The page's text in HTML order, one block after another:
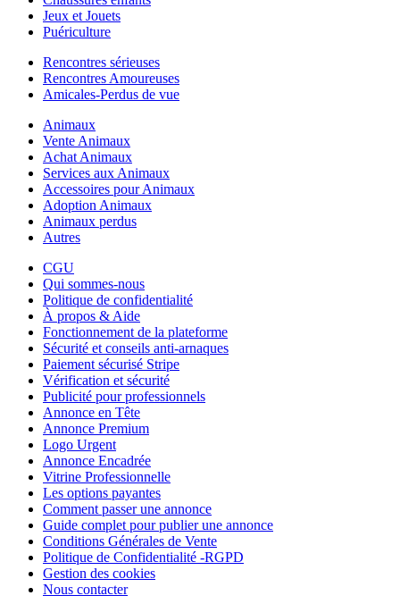
Jeux et Jouets
Puériculture
Rencontres sérieuses
Rencontres Amoureuses
Amicales-Perdus de vue
Animaux
Vente Animaux
Achat Animaux
Services aux Animaux
Accessoires pour Animaux
Adoption Animaux
Animaux perdus
Autres
CGU
Qui sommes-nous
Politique de confidentialité
À propos & Aide
Fonctionnement de la plateforme
Sécurité et conseils anti-arnaques
Paiement sécurisé Stripe
Vérification et sécurité
Publicité pour professionnels
Annonce en Tête
Annonce Premium
Logo Urgent
Annonce Encadrée
Vitrine Professionnelle
Les options payantes
Comment passer une annonce
Guide complet pour publier une annonce
Conditions Générales de Vente
Politique de Confidentialité -RGPD
Gestion des cookies
Nous contacter